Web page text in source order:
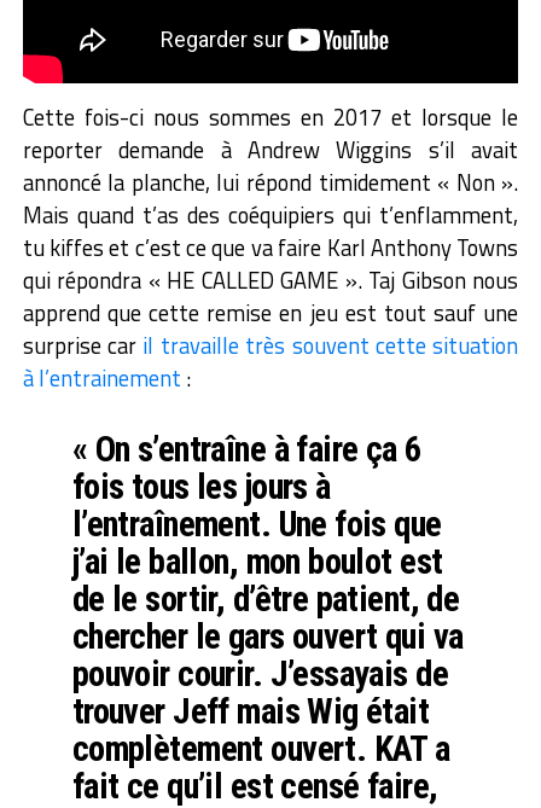
Cette fois-ci nous sommes en 2017 et lorsque le
reporter demande à Andrew Wiggins s’il avait
annoncé la planche, lui répond timidement « Non ».
Mais quand t’as des coéquipiers qui t’enflamment,
tu kiffes et c’est ce que va faire Karl Anthony Towns
qui répondra « HE CALLED GAME ». Taj Gibson nous
apprend que cette remise en jeu est tout sauf une
surprise car il travaille très souvent cette situation
à l’entrainement :
« On s’entraîne à faire ça 6
fois tous les jours à
l’entraînement. Une fois que
j’ai le ballon, mon boulot est
de le sortir, d’être patient, de
chercher le gars ouvert qui va
pouvoir courir. J’essayais de
trouver Jeff mais Wig était
complètement ouvert. KAT a
fait ce qu’il est censé faire,